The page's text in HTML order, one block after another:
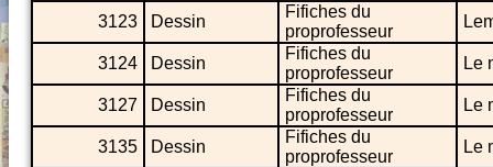
3123 Dessin
Fifiches du
proprofesseur
3124 Dessin
Fifiches du
proprofesseur
Le
3127 Dessin
Fifiches du
proprofesseur
Le
3135 Dessin
Fifiches du
proprofesseur
Le